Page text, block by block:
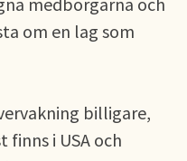
om en lag som
billigare,
i USA och